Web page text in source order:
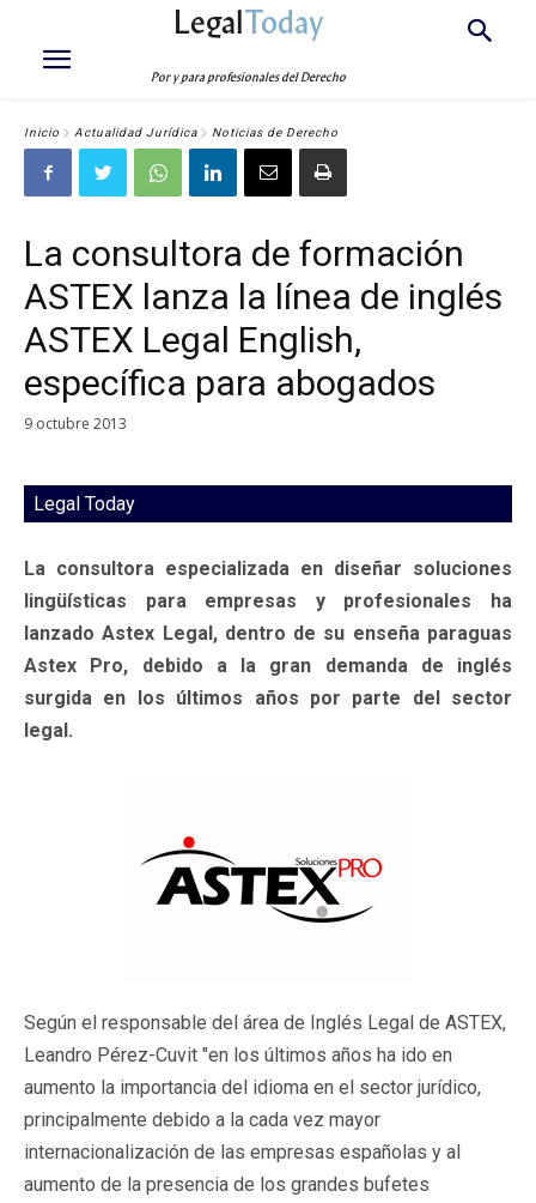
LegalToday
Por y para profesionales del Derecho
Inicio Actualidad Jurídica Noticias de Derecho
La consultora de formación
ASTEX lanza la línea de inglés
ASTEX Legal English,
específica para abogados
9 octubre 2013
Legal Today
La consultora especializada en diseñar soluciones
lingüísticas para empresas y profesionales ha
lanzado Astex Legal, dentro de su enseña paraguas
Astex Pro, debido a la gran demanda de inglés
surgida en los últimos años por parte del sector
legal.
Según el responsable del área de Inglés Legal de ASTEX,
Leandro Pérez-Cuvit "en los últimos años ha ido en
aumento la importancia del idioma en el sector jurídico,
principalmente debido a la cada vez mayor
internacionalización de las empresas españolas y al
aumento de la presencia de los grandes bufetes